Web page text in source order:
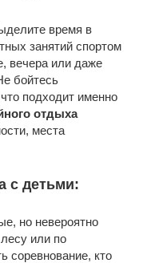
время в
занятий спортом
вечера или даже
бойтесь
подходит именно
отдыха
места
с детьми:
но невероятно
или по
соревнование, кто